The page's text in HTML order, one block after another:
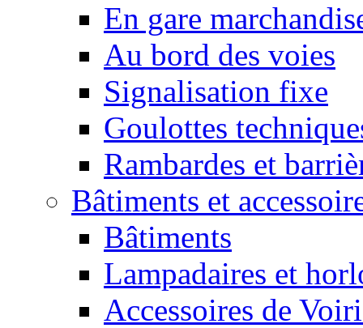
En gare
Au bord des voies
Signalisation fixe
Goulottes
Rambardes et
Bâtiments et
Bâtiments
Lampadaires et
Accessoires de